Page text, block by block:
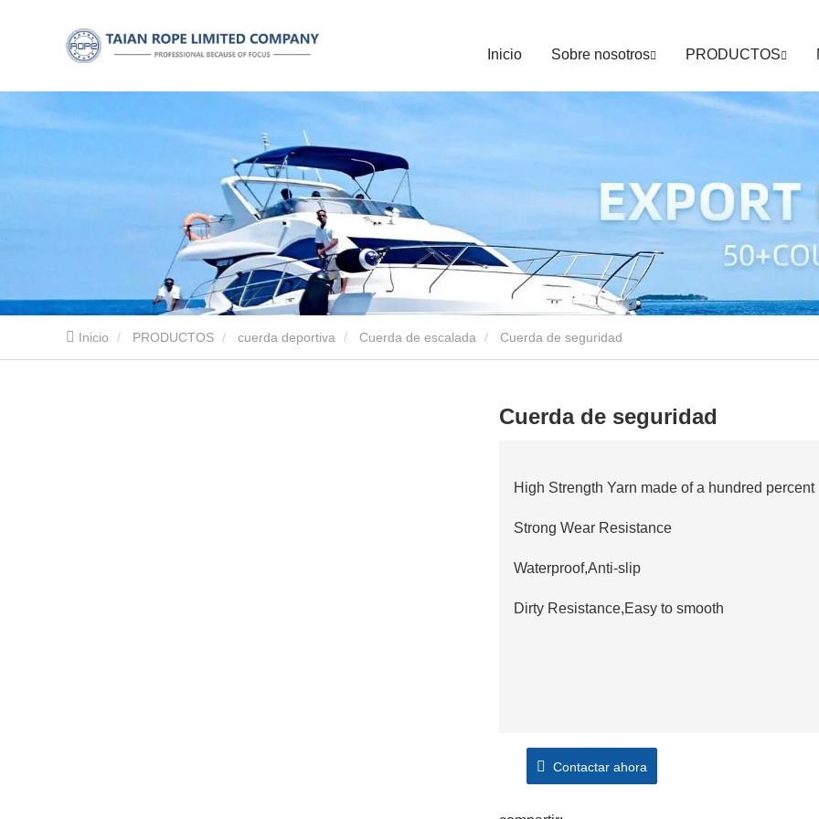
Inicio Sobre nosotros PRODUCTOS
Inicio PRODUCTOS cuerda deportiva Cuerda de escalada Cuerda de seguridad
Cuerda de seguridad
High Strength Yarn made of a hundred percent
Strong Wear Resistance
Waterproof,Anti-slip
Dirty Resistance,Easy to smooth
Contactar ahora